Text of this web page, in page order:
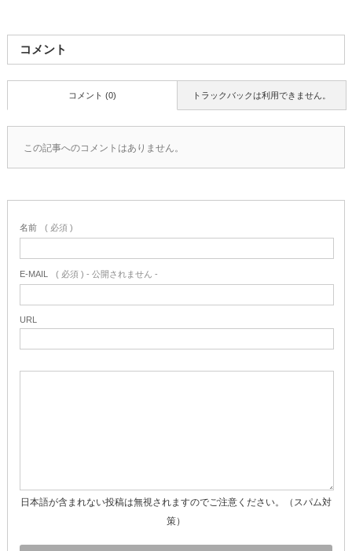
コメント
トラックバックは利用できません。
コメント (0)
この記事へのコメントはありません。
名前 ( 必須 )
E-MAIL ( 必須 ) - 公開されません -
URL
日本語が含まれない投稿は無視されますのでご注意ください。（スパム対
策）